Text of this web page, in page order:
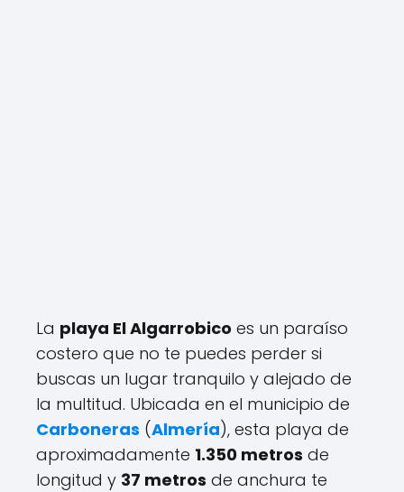
La playa El Algarrobico es un paraíso
costero que no te puedes perder si
buscas un lugar tranquilo y alejado de
la multitud. Ubicada en el municipio de
Carboneras (Almería), esta playa de
aproximadamente 1.350 metros de
longitud y 37 metros de anchura te